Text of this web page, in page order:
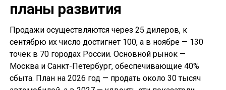
планы развития
Продажи осуществляются через 25 дилеров, к
сентябрю их число достигнет 100, а в ноябре — 130
точек в 70 городах России. Основной рынок —
Москва и Санкт-Петербург, обеспечивающие 40%
сбыта. План на 2026 год — продать около 30 тысяч